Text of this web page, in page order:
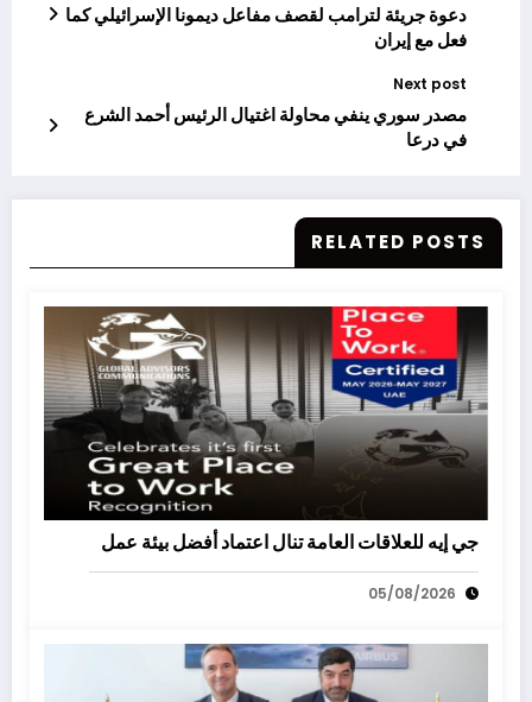
دعوة جريئة لترامب لقصف مفاعل ديمونا الإسرائيلي كما
فعل مع إيران
Next post
مصدر سوري ينفي محاولة اغتيال الرئيس أحمد الشرع
في درعا
RELATED POSTS
جي إيه للعلاقات العامة تنال اعتماد أفضل بيئة عمل
05/08/2026